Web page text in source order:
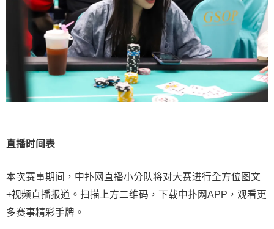
直播时间表
本次赛事期间，中扑网直播小分队将对大赛进行全方位图文
+视频直播报道。扫描上方二维码，下载中扑网APP，观看更
多赛事精彩手牌。